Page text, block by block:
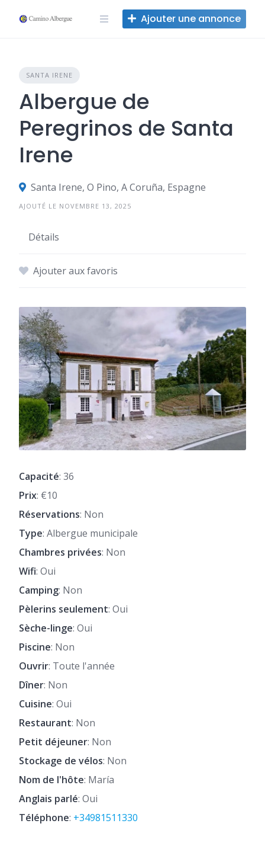
Ajouter une annonce
SANTA IRENE
Albergue de
Peregrinos de Santa
Irene
Santa Irene, O Pino, A Coruña, Espagne
AJOUTÉ LE NOVEMBRE 13, 2025
Détails
Ajouter aux favoris
Capacité: 36
Prix: €10
Réservations: Non
Type: Albergue municipale
Chambres privées: Non
Wifi: Oui
Camping: Non
Pèlerins seulement: Oui
Sèche-linge: Oui
Piscine: Non
Ouvrir: Toute l'année
Dîner: Non
Cuisine: Oui
Restaurant: Non
Petit déjeuner: Non
Stockage de vélos: Non
Nom de l'hôte: María
Anglais parlé: Oui
Téléphone: +34981511330